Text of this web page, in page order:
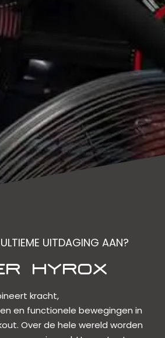
UITDAGING AAN?
HYROX
kracht,
en functionele bewegingen in
Over de hele wereld worden